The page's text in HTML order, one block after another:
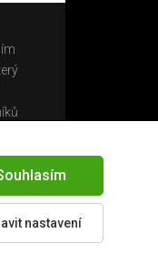
by
nastavení